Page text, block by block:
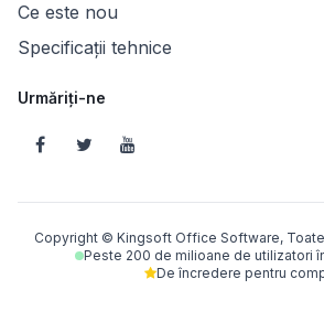
Ce este nou
Specificații tehnice
Urmăriți-ne
Copyright © Kingsoft Office Software,
Peste 200 de milioane de utilizatori
De încredere pentru